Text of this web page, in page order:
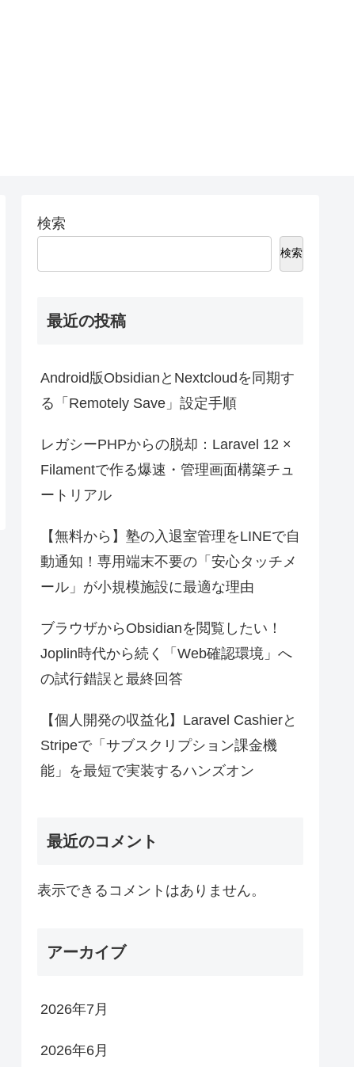
検索
検索
最近の投稿
Android版ObsidianとNextcloudを同期す
る「Remotely Save」設定手順
レガシーPHPからの脱却：Laravel 12 ×
Filamentで作る爆速・管理画面構築チュ
ートリアル
【無料から】塾の入退室管理をLINEで自
動通知！専用端末不要の「安心タッチメ
ール」が小規模施設に最適な理由
ブラウザからObsidianを閲覧したい！
Joplin時代から続く「Web確認環境」へ
の試行錯誤と最終回答
【個人開発の収益化】Laravel Cashierと
Stripeで「サブスクリプション課金機
能」を最短で実装するハンズオン
最近のコメント
表示できるコメントはありません。
アーカイブ
2026年7月
2026年6月